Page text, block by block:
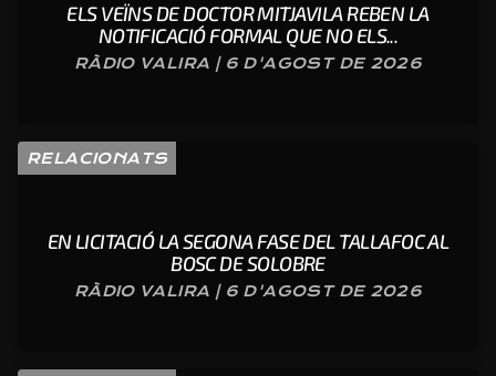
ELS VEÏNS DE DOCTOR MITJAVILA REBEN LA
NOTIFICACIÓ FORMAL QUE NO ELS...
RÀDIO VALIRA | 6 D'AGOST DE 2026
RELACIONATS
EN LICITACIÓ LA SEGONA FASE DEL TALLAFOC AL
BOSC DE SOLOBRE
RÀDIO VALIRA | 6 D'AGOST DE 2026